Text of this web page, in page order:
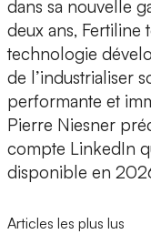
dans sa nouvelle
deux ans, Fertiline
technologie
de l’industrialiser
performante et
Pierre Niesner
compte LinkedIn
disponible en
Articles les plus lus